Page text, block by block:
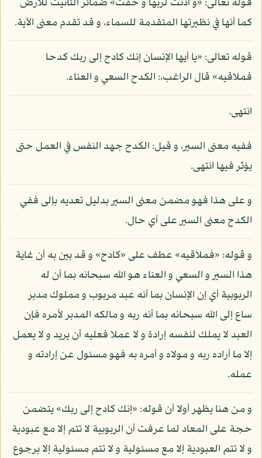
قوله تعالى: «و أذنت لربها و حقت» ضمائر التأنيث للأرض
كما أنها في نظيرتها المتقدمة للسماء، و قد تقدم معنى الآية.
قوله تعالى: «يا أيها الإنسان إنك كادح إلى ربك كدحا
فملاقيه» قال الراغب،: الكدح السعي و العناء.
انتهى.
ففيه معنى السير، و قيل: الكدح جهد النفس في العمل حتى
يؤثر فيها انتهى.
و على هذا فهو مضمن معنى السير بدليل تعديه بإلى ففي
الكدح معنى السير على أي حال.
و قوله: «فملاقيه» عطف على «كادح» و قد بين به أن غاية
هذا السير و السعي و العناء هو الله سبحانه بما أن له
الربوبية أي إن الإنسان بما أنه عبد مربوب و مملوك مدبر
ساع إلى الله سبحانه بما أنه ربه و مالكه المدبر لأمره فإن
العبد لا يملك لنفسه إرادة و لا عملا فعليه أن يريد و لا يعمل
إلا ما أراده ربه و مولاه و أمره به فهو مسئول عن إرادته و
عمله.
و من هنا يظهر أولا أن قوله: «إنك كادح إلى ربك» يتضمن
حجة على المعاد لما عرفت أن الربوبية لا تتم إلا مع عبودية
و لا تتم العبودية إلا مع مسئولية و لا تتم مسئولية إلا برجوع